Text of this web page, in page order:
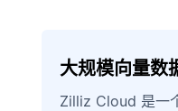
大规模向量数
Zilliz Cloud 是一